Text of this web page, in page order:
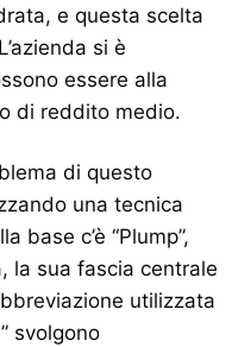
e questa scelta
si è
essere alla
di reddito medio.
di questo
una tecnica
base c’è “Plump”,
la sua fascia centrale
utilizzata
svolgono